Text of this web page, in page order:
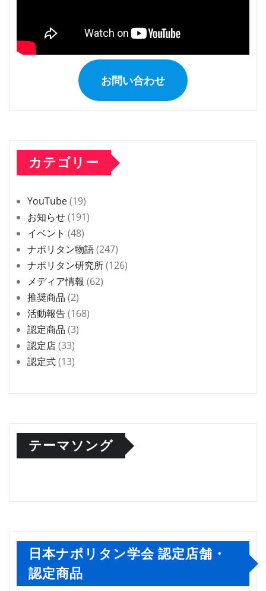
お問い合わせ
カテゴリー
YouTube(19)
お知らせ(191)
イベント (48)
ナポリタン物語(247)
ナポリタン研究所(126)
メディア情報 (62)
推奨商品 (2)
活動報告(168)
認定商品 (3)
認定店(33)
認定式(13)
テーマソング
日本ナポリタン学会 認定店舗・
認定商品